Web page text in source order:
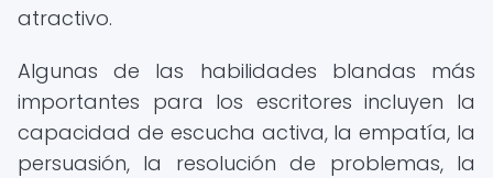
atractivo.
Algunas de las habilidades blandas más
importantes para los escritores incluyen la
capacidad de escucha activa, la empatía, la
persuasión, la resolución de problemas, la